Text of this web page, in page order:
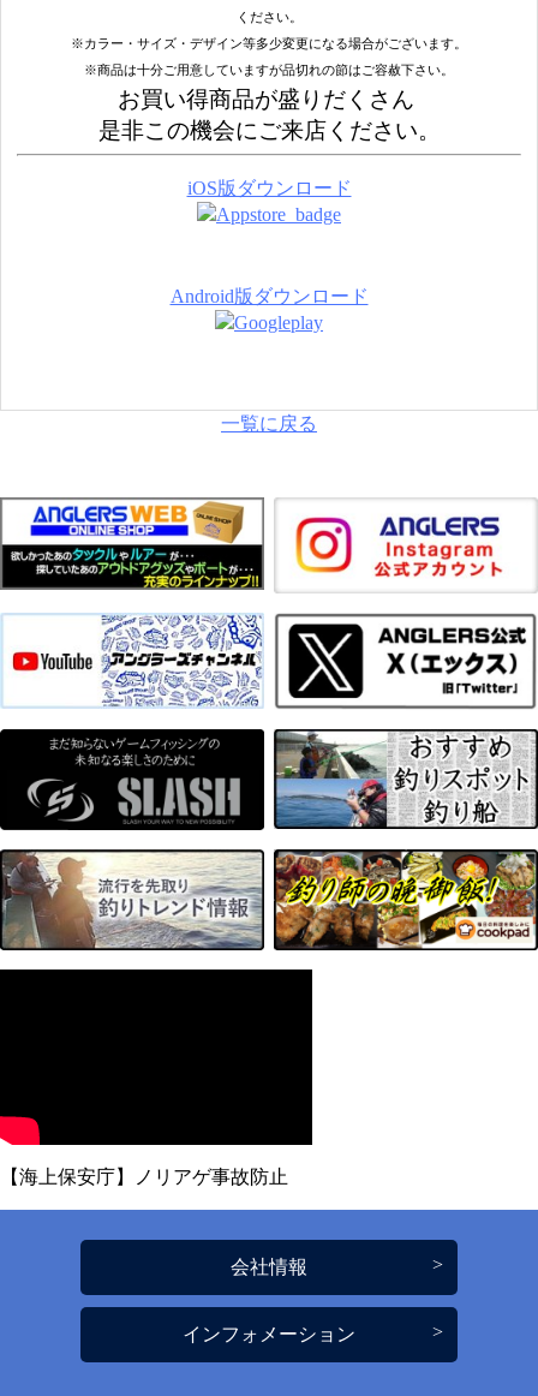
ください。
※カラー・サイズ・デザイン等多少変更になる場合がございます。
※商品は十分ご用意していますが品切れの節はご容赦下さい。
お買い得商品が盛りだくさん
是非この機会にご来店ください。
iOS版ダウンロード
Android版ダウンロード
一覧に戻る
【海上保安庁】ノリアゲ事故防止
会社情報
インフォメーション